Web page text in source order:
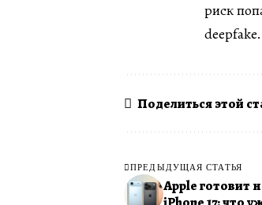
риск
deepfake.
Поделиться этой
ПРЕДЫДУЩАЯ СТАТЬЯ
Apple готовит